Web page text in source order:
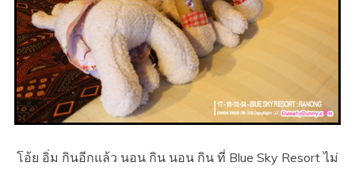
โอ้ย อิ่ม กินอีกแล้ว นอน กิน นอน กิน ที่ Blue Sky Resort ไม่